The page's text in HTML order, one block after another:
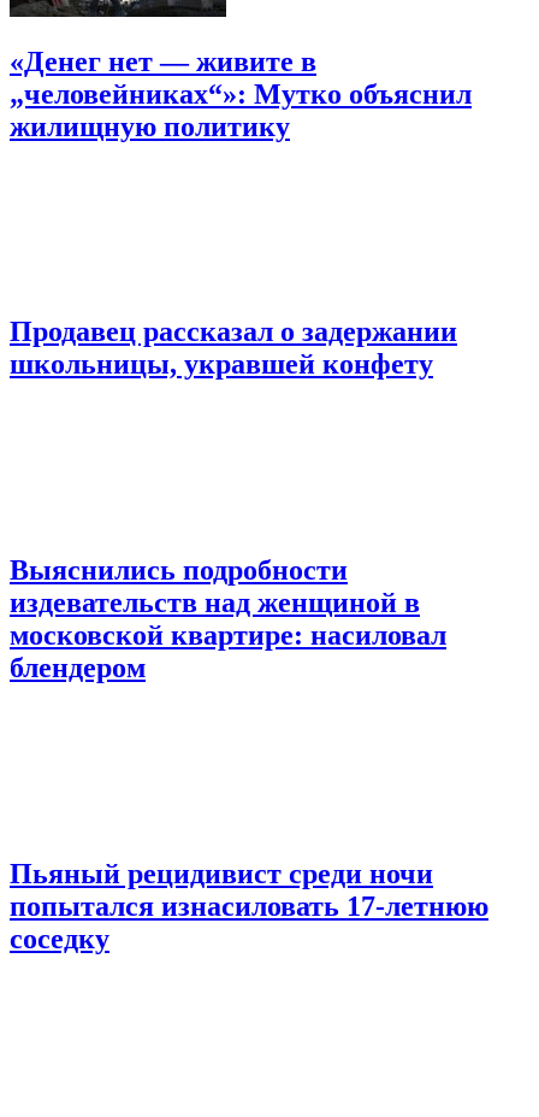
«Денег нет — живите в
„человейниках“»: Мутко объяснил
жилищную политику
Продавец рассказал о задержании
школьницы, укравшей конфету
Выяснились подробности
издевательств над женщиной в
московской квартире: насиловал
блендером
Пьяный рецидивист среди ночи
попытался изнасиловать 17-летнюю
соседку